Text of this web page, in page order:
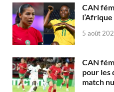
CAN
5 août
CAN
pour les
match